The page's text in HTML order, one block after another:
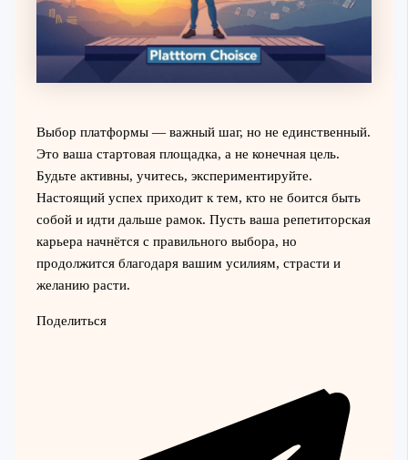
Выбор платформы — важный шаг, но не единственный.
Это ваша стартовая площадка, а не конечная цель.
Будьте активны, учитесь, экспериментируйте.
Настоящий успех приходит к тем, кто не боится быть
собой и идти дальше рамок. Пусть ваша репетиторская
карьера начнётся с правильного выбора, но
продолжится благодаря вашим усилиям, страсти и
желанию расти.
Поделиться